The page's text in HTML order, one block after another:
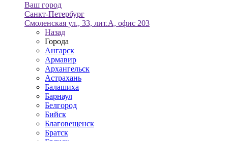
Ваш город
Санкт-Петербург
Смоленская ул., 33, лит.А, офис 203
Назад
Города
Ангарск
Армавир
Архангельск
Астрахань
Балашиха
Барнаул
Белгород
Бийск
Благовещенск
Братск